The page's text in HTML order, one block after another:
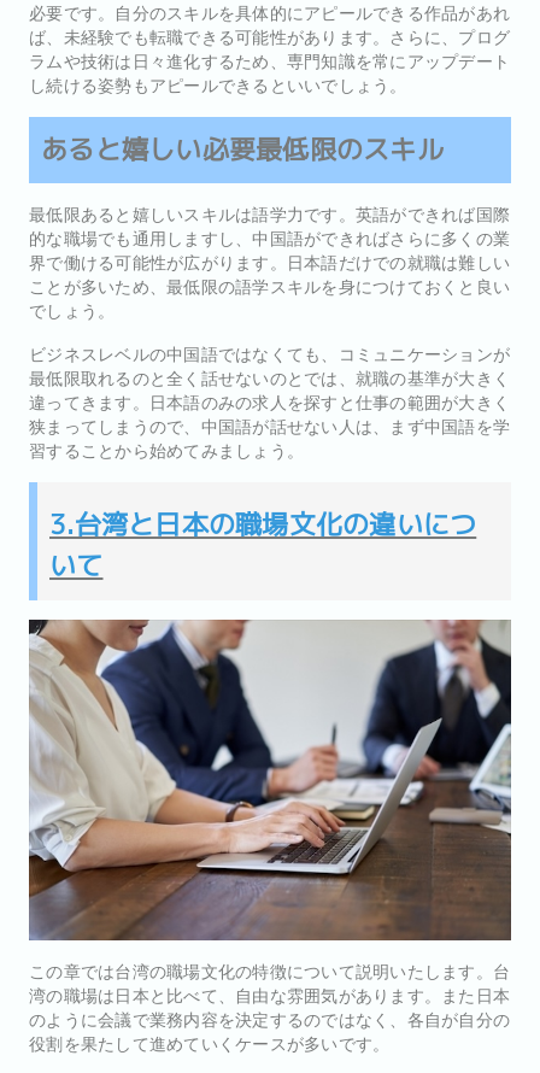
必要です。自分のスキルを具体的にアピールできる作品があれ
ば、未経験でも転職できる可能性があります。さらに、プログ
ラムや技術は日々進化するため、専門知識を常にアップデート
し続ける姿勢もアピールできるといいでしょう。
あると嬉しい必要最低限のスキル
最低限あると嬉しいスキルは語学力です。英語ができれば国際
的な職場でも通用しますし、中国語ができればさらに多くの業
界で働ける可能性が広がります。日本語だけでの就職は難しい
ことが多いため、最低限の語学スキルを身につけておくと良い
でしょう。
ビジネスレベルの中国語ではなくても、コミュニケーションが
最低限取れるのと全く話せないのとでは、就職の基準が大きく
違ってきます。日本語のみの求人を探すと仕事の範囲が大きく
狭まってしまうので、中国語が話せない人は、まず中国語を学
習することから始めてみましょう。
3.台湾と日本の職場文化の違いにつ
いて
この章では台湾の職場文化の特徴について説明いたします。台
湾の職場は日本と比べて、自由な雰囲気があります。また日本
のように会議で業務内容を決定するのではなく、各自が自分の
役割を果たして進めていくケースが多いです。